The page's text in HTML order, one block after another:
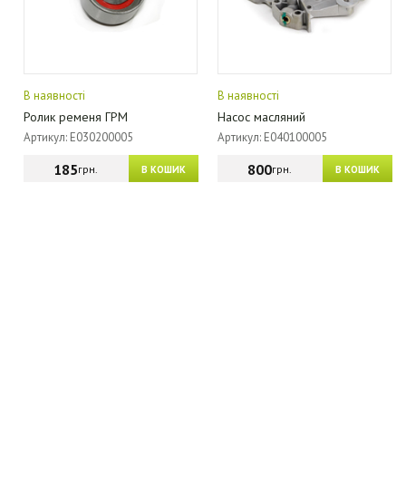
В наявності
Ролик ременя ГРМ
Артикул: E030200005
В КОШИК
185грн.
В наявності
Насос масляний
Артикул: E040100005
В КОШИК
800грн.